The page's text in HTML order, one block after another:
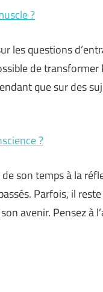
?
les questions
de
que sur des
?
son temps à la
Parfois, il
avenir. Pensez à